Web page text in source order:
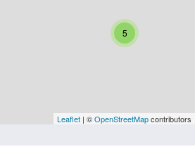
Vorarlberg
5
Leaflet | ©OpenStreetMapcontributors